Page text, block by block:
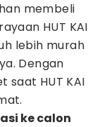
membeli
HUT KAI
lebih murah
Dengan
saat HUT KAI
ke calon